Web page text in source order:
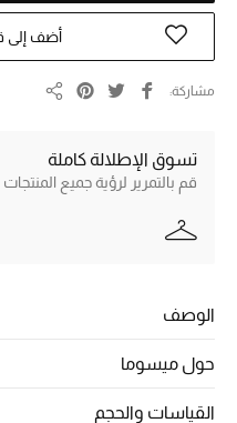
الحقائب النسائية
أحذية النسائية
الجمال
الأطفال
أضف إلى
مشاركة
تسوق الإطلالة كاملة
قم بالتمرير لرؤية جميع المنتجات
الوصف
حول ميسوما
القياسات والحجم